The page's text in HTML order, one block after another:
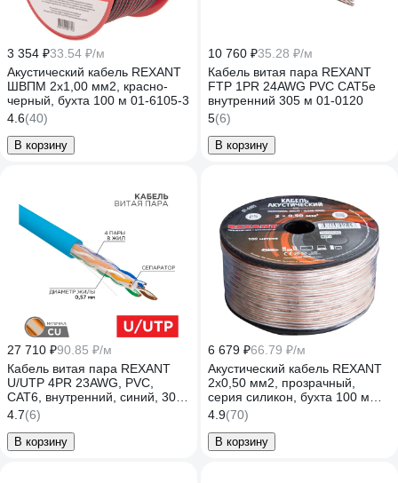
3 354 ₽33.54 ₽/м
Акустический кабель REXANT
ШВПМ 2х1,00 мм2, красно-
черный, бухта 100 м 01-6105-3
4.6(40)
В корзину
10 760 ₽35.28 ₽/м
Кабель витая пара REXANT
FTP 1PR 24AWG PVC CAT5e
внутренний 305 м 01-0120
5(6)
В корзину
27 710 ₽90.85 ₽/м
Кабель витая пара REXANT
U/UTP 4PR 23AWG, PVC,
CAT6, внутренний, синий, 305
м 01-0047
4.7(6)
В корзину
6 679 ₽66.79 ₽/м
Акустический кабель REXANT
2х0,50 мм2, прозрачный,
серия силикон, бухта 100 м
01-6303
4.9(70)
В корзину